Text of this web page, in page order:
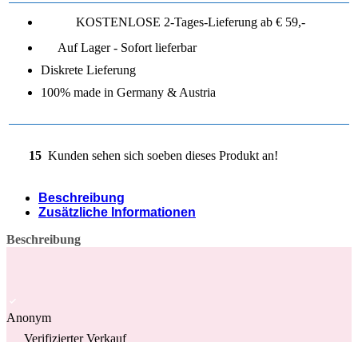
KOSTENLOSE 2-Tages-Lieferung ab € 59,-
Auf Lager - Sofort lieferbar
Diskrete Lieferung
100% made in Germany & Austria
15 Kunden sehen sich soeben dieses Produkt an!
Beschreibung
Zusätzliche Informationen
Beschreibung
Anonym
Verifizierter Verkauf